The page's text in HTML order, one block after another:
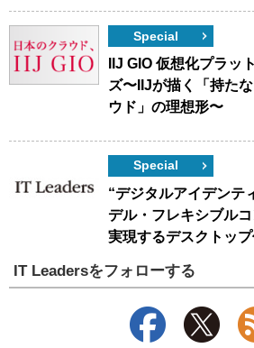
Special
IIJ GIO 仮想化プラッ
ズ〜IIJが描く「持た
ウド」の理想形〜
Special
“デジタルアイデンテ
デル・フレキシブル
実現するデスクトッ
IT Leadersをフォローする